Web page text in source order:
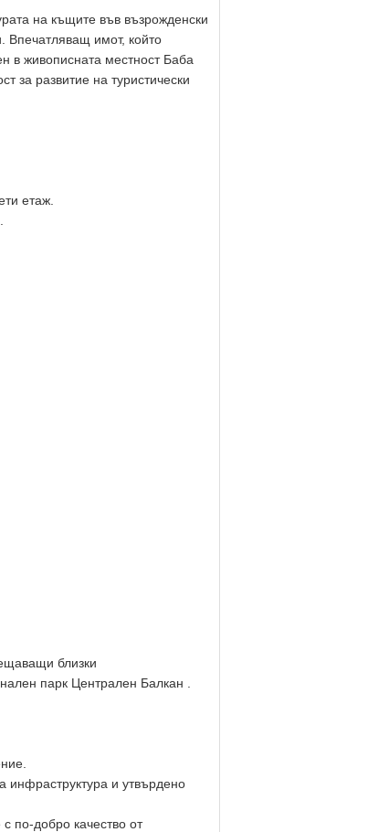
на къщите във възрожденски
Впечатляващ имот, който
в живописната местност Баба
за развитие на туристически
етаж.
близки
парк Централен Балкан .
инфраструктура и утвърдено
по-добро качество от